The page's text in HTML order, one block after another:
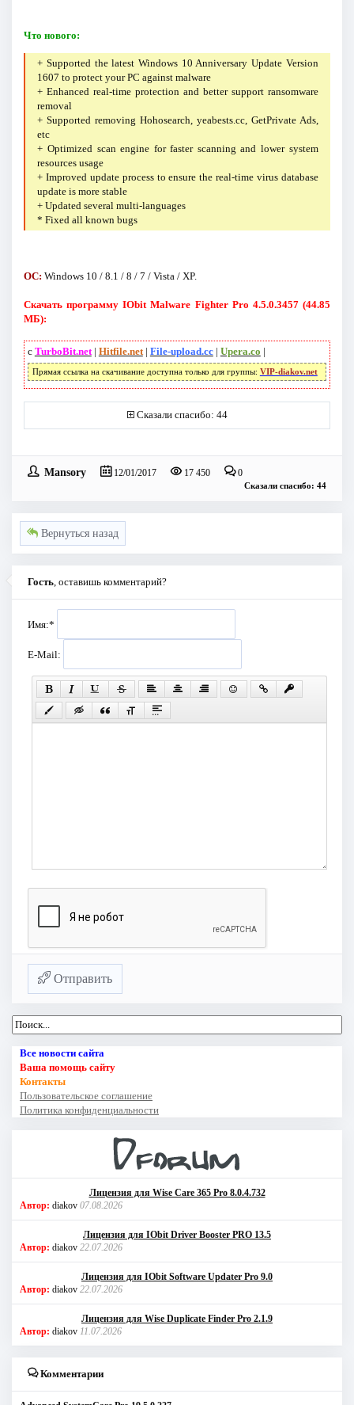
Что нового:
+ Supported the latest Windows 10 Anniversary Update Version
1607 to protect your PC against malware
+ Enhanced real-time protection and better support ransomware
removal
+ Supported removing Hohosearch, yeabests.cc, GetPrivate Ads,
etc
+ Optimized scan engine for faster scanning and lower system
resources usage
+ Improved update process to ensure the real-time virus database
update is more stable
+ Updated several multi-languages
* Fixed all known bugs
ОС: Windows 10 / 8.1 / 8 / 7 / Vista / XP.
Скачать программу IObit Malware Fighter Pro 4.5.0.3457 (44.85
МБ):
с TurboBit.net| Hitfile.net| File-upload.cc| Upera.co |
Прямая ссылка на скачивание доступна только для группы: VIP-diakov.net
Сказали спасибо: 44
Mansory 12/01/2017 17 450 0
Сказали спасибо: 44
Вернуться назад
Гость , оставишь комментарий?
Имя:*
E-Mail:
Отправить
Все новости сайта
Ваша помощь сайту
Контакты
Пользовательское соглашение
Политика конфиденциальности
Лицензия для Wise Care 365 Pro 8.0.4.732
Автор: diakov 07.08.2026
Лицензия для IObit Driver Booster PRO 13.5
Автор: diakov 22.07.2026
Лицензия для IObit Software Updater Pro 9.0
Автор: diakov 22.07.2026
Лицензия для Wise Duplicate Finder Pro 2.1.9
Автор: diakov 11.07.2026
Комментарии